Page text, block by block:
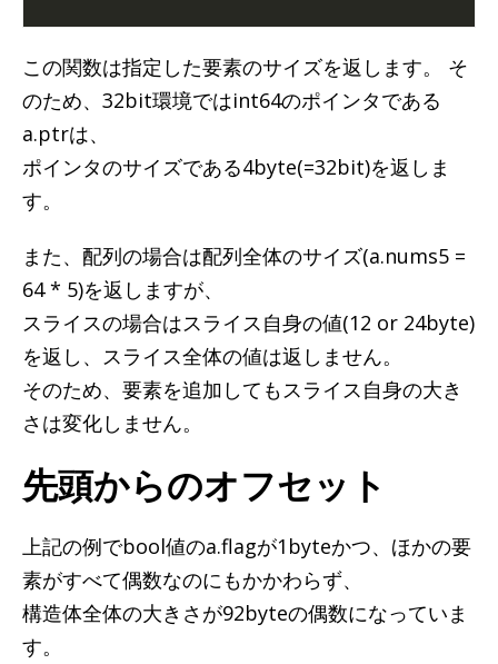
この関数は指定した要素のサイズを返します。 そ
のため、32bit環境ではint64のポインタである
a.ptrは、
ポインタのサイズである4byte(=32bit)を返しま
す。
また、配列の場合は配列全体のサイズ(a.nums5 =
64 * 5)を返しますが、
スライスの場合はスライス自身の値(12 or 24byte)
を返し、スライス全体の値は返しません。
そのため、要素を追加してもスライス自身の大き
さは変化しません。
先頭からのオフセット
上記の例でbool値のa.flagが1byteかつ、ほかの要
素がすべて偶数なのにもかかわらず、
構造体全体の大きさが92byteの偶数になっていま
す。